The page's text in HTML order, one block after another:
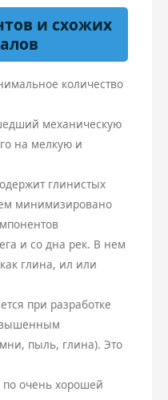
и схожих
количество
механическую
на мелкую и
глинистых
минимизировано
и со дна рек. В нем
глина, ил или
при разработке
пыль, глина). Это
по очень хорошей